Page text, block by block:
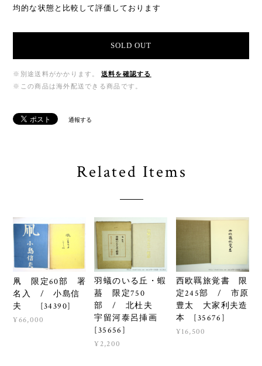
均的な状態と比較して評価しております
SOLD OUT
※別途送料がかかります。
送料を確認する
※この商品は海外配送できる商品です。
通報する
Related Items
凧 限定60部 署
名入 / 小島信
夫 [34390]
¥66,000
羽蟻のいる丘・蝦
蟇 限定750
部 / 北杜夫
宇留河泰呂挿画
[35656]
¥2,200
西欧羈旅覚書 限
定245部 / 市原
豊太 大家利夫造
本 [35676]
¥16,500